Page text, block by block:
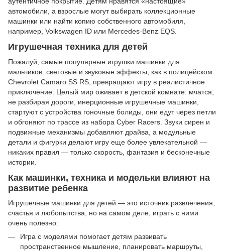
автомобили, а взрослые могут выбирать коллекционные
машинки или найти копию собственного автомобиля,
например, Volkswagen ID или Mercedes-Benz EQS.
Игрушечная техника для детей
Пожалуй, самые популярные игрушки машинки для
мальчиков: световые и звуковые эффекты, как в полицейском
Chevrolet Camaro SS RS, превращают игру в реалистичное
приключение. Целый мир оживает в детской комнате: мчатся,
не разбирая дороги, инерционные игрушечные машинки,
стартуют с устройства гоночные болиды, они едут через петли
и обгоняют по трассе из набора Cyber Racers. Звуки сирен и
подвижные механизмы добавляют драйва, а модульные
детали и фигурки делают игру еще более увлекательной —
никаких правил — только скорость, фантазия и бесконечные
истории.
Как машинки, техника и модельки влияют на
развитие ребенка
Игрушечные машинки для детей — это источник развлечения,
счастья и любопытства, но на самом деле, играть с ними
очень полезно:
Игра с моделями помогает детям развивать
пространственное мышление, планировать маршруты,